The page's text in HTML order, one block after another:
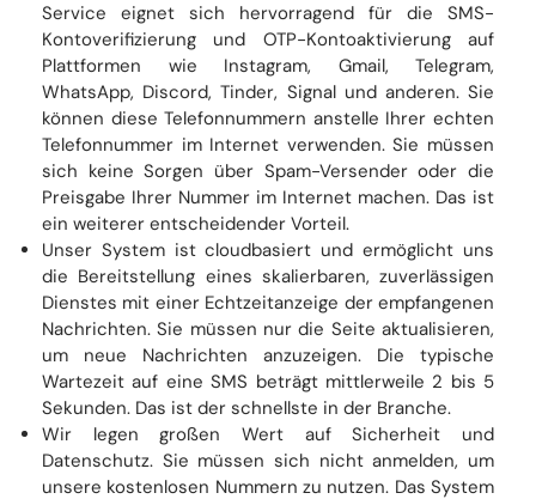
Service eignet sich hervorragend für die SMS-
Kontoverifizierung und OTP-Kontoaktivierung auf
Plattformen wie Instagram, Gmail, Telegram,
WhatsApp, Discord, Tinder, Signal und anderen. Sie
können diese Telefonnummern anstelle Ihrer echten
Telefonnummer im Internet verwenden. Sie müssen
sich keine Sorgen über Spam-Versender oder die
Preisgabe Ihrer Nummer im Internet machen. Das ist
ein weiterer entscheidender Vorteil.
Unser System ist cloudbasiert und ermöglicht uns
die Bereitstellung eines skalierbaren, zuverlässigen
Dienstes mit einer Echtzeitanzeige der empfangenen
Nachrichten. Sie müssen nur die Seite aktualisieren,
um neue Nachrichten anzuzeigen. Die typische
Wartezeit auf eine SMS beträgt mittlerweile 2 bis 5
Sekunden. Das ist der schnellste in der Branche.
Wir legen großen Wert auf Sicherheit und
Datenschutz. Sie müssen sich nicht anmelden, um
unsere kostenlosen Nummern zu nutzen. Das System